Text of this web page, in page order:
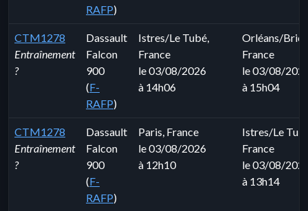
RAFP)
CTM1278
Entraînement
?
Dassault
Falcon
900
(F-
RAFP)
Istres/Le Tubé,
France
le 03/08/2026
à 14h06
Orléans/
France
le 03/08/
à 15h04
CTM1278
Entraînement
?
Dassault
Falcon
900
(F-
RAFP)
Paris, France
le 03/08/2026
à 12h10
Istres/Le
France
le 03/08/
à 13h14